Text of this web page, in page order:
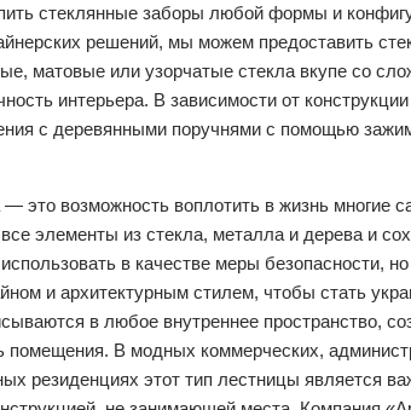
стеклянные заборы любой формы и
решений, мы можем предоставить
матовые или узорчатые стекла вкупе со
интерьера. В зависимости от
с деревянными поручнями с помощью
это возможность воплотить в жизнь многие
элементы из стекла, металла и дерева и
в качестве меры безопасности,
и архитектурным стилем, чтобы стать
в любое внутреннее пространство,
помещения. В модных коммерческих,
резиденциях этот тип лестницы является